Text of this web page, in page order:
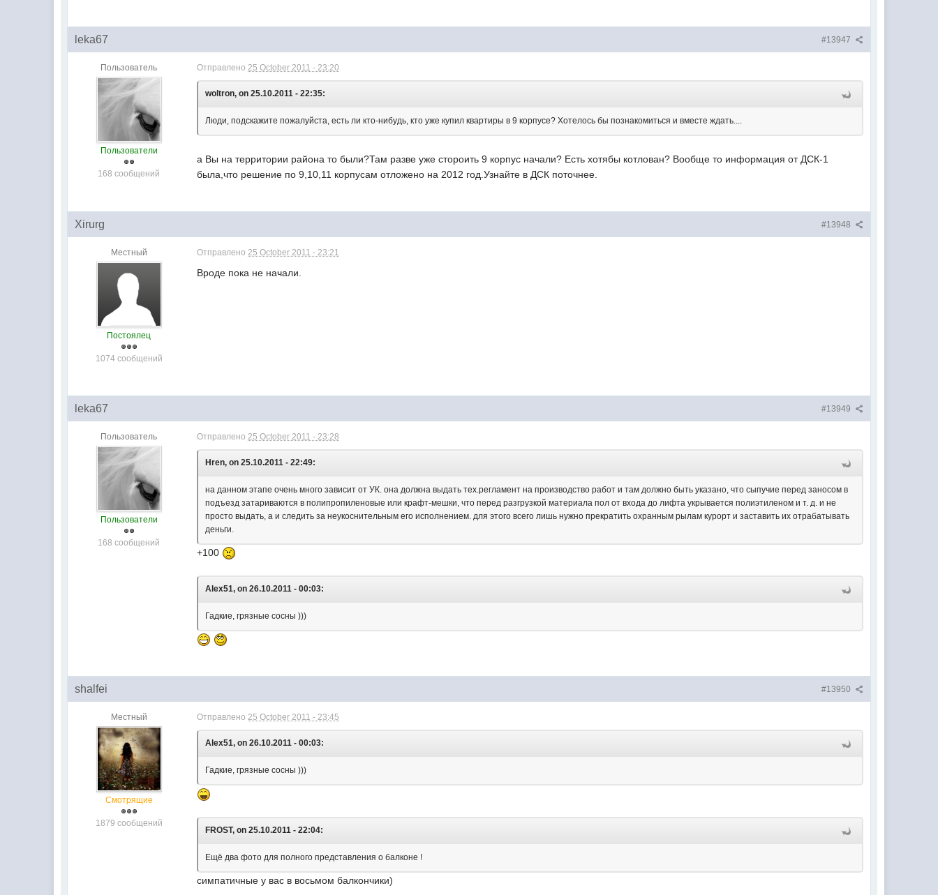
#13947
leka67
Пользователь
Пользователи
168 сообщений
Отправлено25 October 2011 - 23:20
woltron, on 25.10.2011 - 22:35:
Люди, подскажите пожалуйста, есть ли кто-нибудь, кто уже купил квартиры в 9 корпусе? Хотелось бы познакомиться и вместе ждать....
а Вы на территории района то были?Там разве уже стороить 9 корпус начали? Есть хотябы котлован? Вообще то информация от ДСК-1
была,что решение по 9,10,11 корпусам отложено на 2012 год.Узнайте в ДСК поточнее.
#13948
Xirurg
Местный
Постоялец
1074 сообщений
Отправлено25 October 2011 - 23:21
Вроде пока не начали.
#13949
leka67
Пользователь
Пользователи
168 сообщений
Отправлено25 October 2011 - 23:28
Hren, on 25.10.2011 - 22:49:
на данном этапе очень много зависит от УК. она должна выдать тех.регламент на производство работ и там должно быть указано, что сыпучие перед заносом в
подъезд затариваются в полипропиленовые или крафт-мешки, что перед разгрузкой материала пол от входа до лифта укрывается полиэтиленом и т. д. и не
просто выдать, а и следить за неукоснительным его исполнением. для этого всего лишь нужно прекратить охранным рылам курорт и заставить их отрабатывать
деньги.
+100
Alex51, on 26.10.2011 - 00:03:
Гадкие, грязные сосны )))
#13950
shalfei
Местный
Смотрящие
1879 сообщений
Отправлено25 October 2011 - 23:45
Alex51, on 26.10.2011 - 00:03:
Гадкие, грязные сосны )))
FROST, on 25.10.2011 - 22:04:
Ещё два фото для полного представления о балконе !
симпатичные у вас в восьмом балкончики)